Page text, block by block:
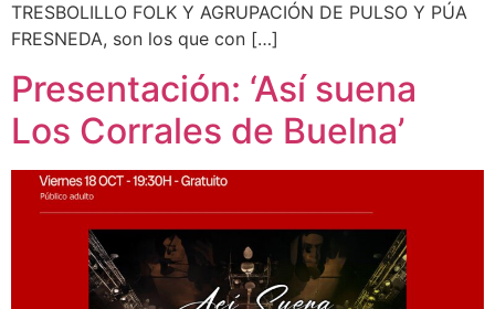
TRESBOLILLO FOLK Y AGRUPACIÓN DE PULSO Y PÚA
FRESNEDA, son los que con […]
Presentación: ‘Así suena
Los Corrales de Buelna’